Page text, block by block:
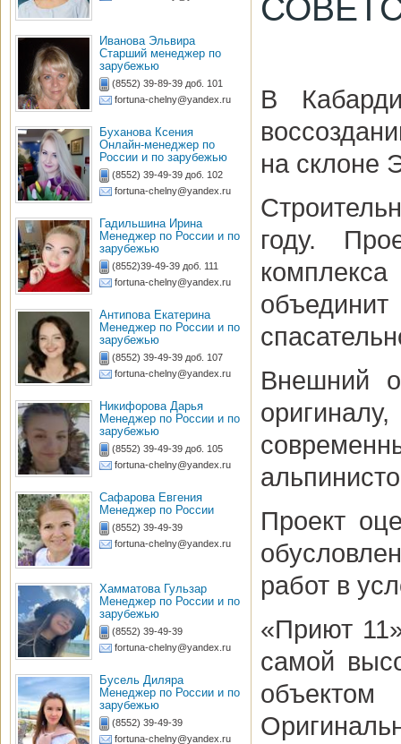
Иванова Эльвира
Старший менеджер по
зарубежью
(8552) 39-89-39 доб. 101
fortuna-chelny@yandex.ru
Буханова Ксения
Онлайн-менеджер по
России и по зарубежью
(8552) 39-49-39 доб. 102
fortuna-chelny@yandex.ru
Гадильшина Ирина
Менеджер по России и по
зарубежью
(8552)39-49-39 доб. 111
fortuna-chelny@yandex.ru
Антипова Екатерина
Менеджер по России и по
зарубежью
(8552) 39-49-39 доб. 107
fortuna-chelny@yandex.ru
Никифорова Дарья
Менеджер по России и по
зарубежью
(8552) 39-49-39 доб. 105
fortuna-chelny@yandex.ru
Сафарова Евгения
Менеджер по России
(8552) 39-49-39
fortuna-chelny@yandex.ru
Хамматова Гульзар
Менеджер по России и по
зарубежью
(8552) 39-49-39
fortuna-chelny@yandex.ru
Бусель Диляра
Менеджер по России и по
зарубежью
(8552) 39-49-39
fortuna-chelny@yandex.ru
В
на склоне
году.
Внешний
Проект
работ в
«Приют
самой